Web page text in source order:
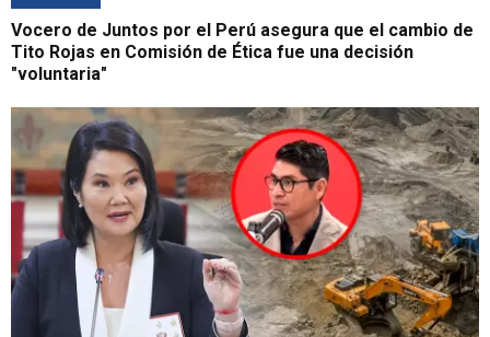
Vocero de Juntos por el Perú asegura que el cambio de
Tito Rojas en Comisión de Ética fue una decisión
"voluntaria"